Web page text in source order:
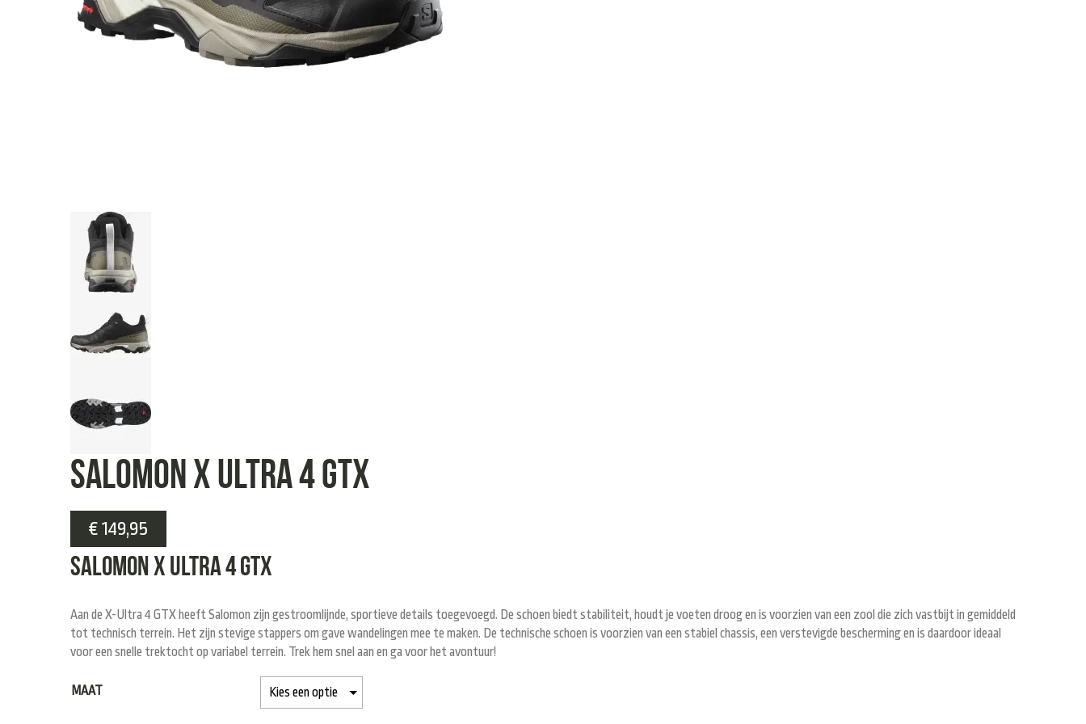
salomon X ULTRA 4 GTX
€149,95
Salomon X ULTRA 4 GTX
Aan de X-Ultra 4 GTX heeft Salomon zijn gestroomlijnde, sportieve details toegevoegd. De schoen biedt stabiliteit, houdt je voeten droog en is voorzien van een zool die zich vastbijt in gemiddeld
tot technisch terrein. Het zijn stevige stappers om gave wandelingen mee te maken. De technische schoen is voorzien van een stabiel chassis, een verstevigde bescherming en is daardoor ideaal
voor een snelle trektocht op variabel terrein. Trek hem snel aan en ga voor het avontuur!
MAAT